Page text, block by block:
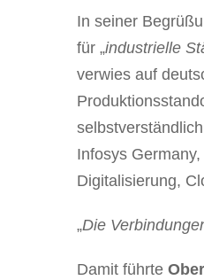
In seiner
für „industrielle
verwies auf
Infosys
Digitalisierung,
„Die
Damit führte